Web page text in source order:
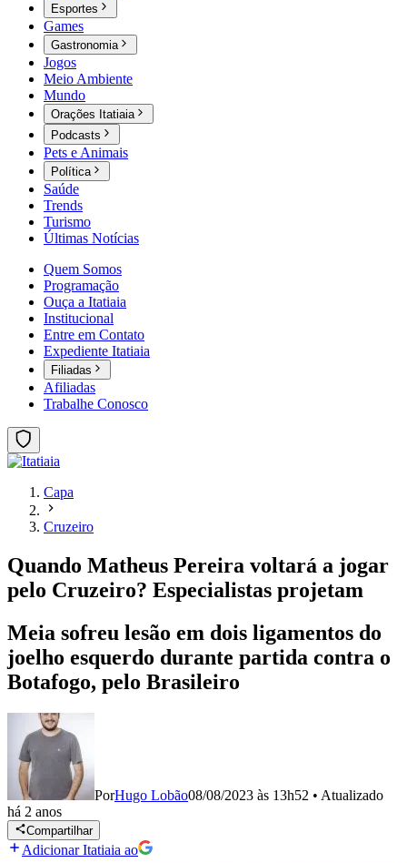
Esportes
Games
Gastronomia
Jogos
Meio Ambiente
Mundo
Orações Itatiaia
Podcasts
Pets e Animais
Política
Saúde
Trends
Turismo
Últimas Notícias
Quem Somos
Programação
Ouça a Itatiaia
Institucional
Entre em Contato
Expediente Itatiaia
Filiadas
Afiliadas
Trabalhe Conosco
Capa
Cruzeiro
Quando Matheus Pereira voltará a jogar
pelo Cruzeiro? Especialistas projetam
Meia sofreu lesão em dois ligamentos do
joelho esquerdo durante partida contra o
Botafogo, pelo Brasileiro
PorHugo Lobão08/08/2023 às 13h52 • Atualizado
há 2 anos
Compartilhar
Adicionar Itatiaia ao